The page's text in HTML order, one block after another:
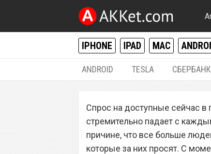
IPHONE IPAD MAC
ANDROID TESLA СБЕРБАНК
Шок: Sony
PlayStation 4 в
Спрос на доступные сейчас
стремительно падает с
причине, что все больше
которые за них просят. С